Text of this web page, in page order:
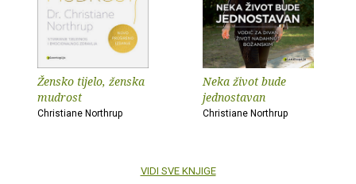
Žensko tijelo, ženska
mudrost
Christiane Northrup
Neka život bude
jednostavan
Christiane Northrup
VIDI SVE KNJIGE